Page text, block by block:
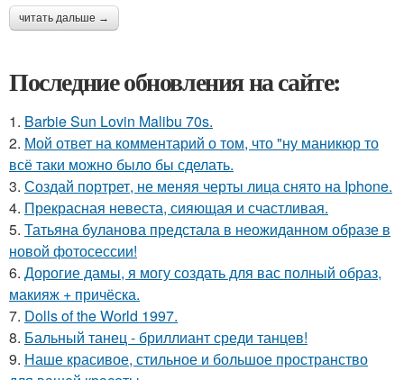
читать дальше →
Последние обновления на сайте:
1. Barbie Sun Lovin Malibu 70s.
2. Мой ответ на комментарий о том, что "ну маникюр то
всё таки можно было бы сделать.
3. Создай портрет, не меняя черты лица снято на Iphone.
4. Прекрасная невеста, сияющая и счастливая.
5. Татьяна буланова предстала в неожиданном образе в
новой фотосессии!
6. Дорогие дамы, я могу создать для вас полный образ,
макияж + причёска.
7. Dolls of the World 1997.
8. Бальный танец - бриллиант среди танцев!
9. Наше красивое, стильное и большое пространство